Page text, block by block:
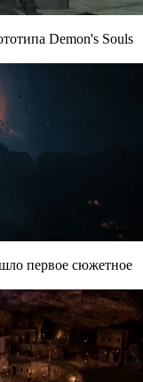
Demon's Souls
первое сюжетное